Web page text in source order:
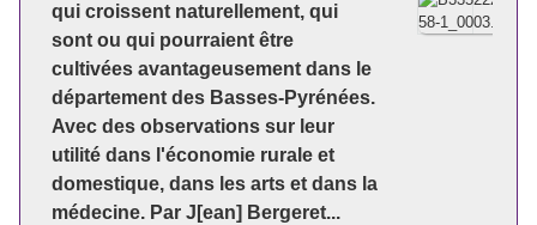
qui croissent naturellement, qui
sont ou qui pourraient être
cultivées avantageusement dans le
département des Basses-Pyrénées.
Avec des observations sur leur
utilité dans l'économie rurale et
domestique, dans les arts et dans la
médecine. Par J[ean] Bergeret...